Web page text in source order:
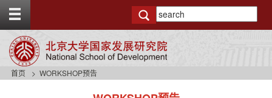
g
t
首页 WORKSHOP预告